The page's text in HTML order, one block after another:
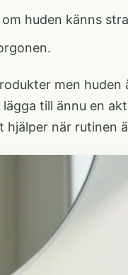
huden känns
men
till ännu en
hjälper när rutinen